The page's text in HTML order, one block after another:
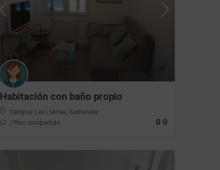
0 0
Habitación con baño propio
Campus Las Llamas Santander
/ Piso compartido